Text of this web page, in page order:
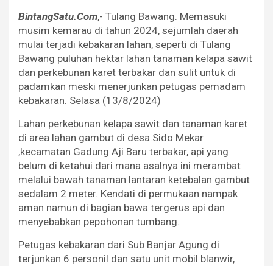
BintangSatu.Com,- Tulang Bawang. Memasuki
musim kemarau di tahun 2024, sejumlah daerah
mulai terjadi kebakaran lahan, seperti di Tulang
Bawang puluhan hektar lahan tanaman kelapa sawit
dan perkebunan karet terbakar dan sulit untuk di
padamkan meski menerjunkan petugas pemadam
kebakaran. Selasa (13/8/2024)
Lahan perkebunan kelapa sawit dan tanaman karet
di area lahan gambut di desa.Sido Mekar
,kecamatan Gadung Aji Baru terbakar, api yang
belum di ketahui dari mana asalnya ini merambat
melalui bawah tanaman lantaran ketebalan gambut
sedalam 2 meter. Kendati di permukaan nampak
aman namun di bagian bawa tergerus api dan
menyebabkan pepohonan tumbang.
Petugas kebakaran dari Sub Banjar Agung di
terjunkan 6 personil dan satu unit mobil blanwir,